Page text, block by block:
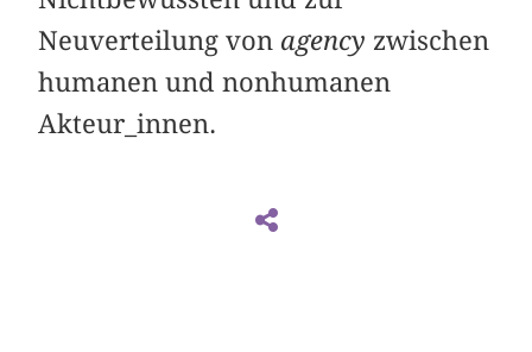
Neuverteilung von agency zwischen
humanen und nonhumanen
Akteur_innen.